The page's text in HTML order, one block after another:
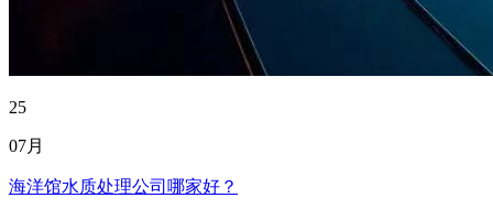
25
07月
海洋馆水质处理公司哪家好？